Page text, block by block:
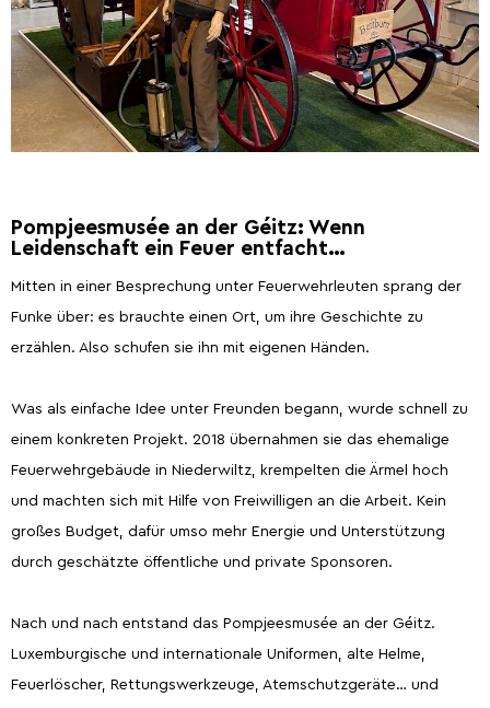
Entdeckung der Natur Geführte Touren
2026
Hauptstadt des Bieres Die Ardennenschlacht
Restaurants. Ferienhäuser.
Anfahrt nach Wiltz. Kontakt.
Pompjeesmusée an der Géitz: Wenn
Leidenschaft ein Feuer entfacht…
Mitten in einer Besprechung unter Feuerwehrleuten sprang der
Funke über: es brauchte einen Ort, um ihre Geschichte zu
erzählen. Also schufen sie ihn mit eigenen Händen.
Was als einfache Idee unter Freunden begann, wurde schnell zu
einem konkreten Projekt. 2018 übernahmen sie das ehemalige
Feuerwehrgebäude in Niederwiltz, krempelten die Ärmel hoch
und machten sich mit Hilfe von Freiwilligen an die Arbeit. Kein
großes Budget, dafür umso mehr Energie und Unterstützung
durch geschätzte öffentliche und private Sponsoren.
Nach und nach entstand das Pompjeesmusée an der Géitz.
Luxemburgische und internationale Uniformen, alte Helme,
Feuerlöscher, Rettungswerkzeuge, Atemschutzgeräte… und